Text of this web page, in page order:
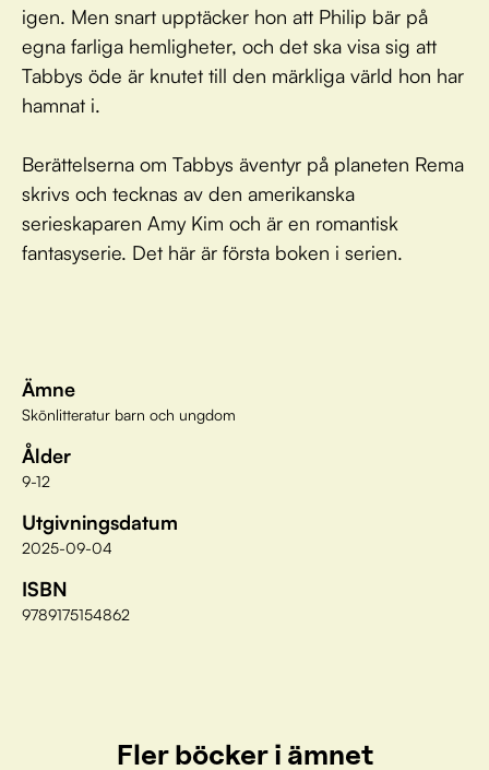
igen. Men snart upptäcker hon att Philip bär på
egna farliga hemligheter, och det ska visa sig att
Tabbys öde är knutet till den märkliga värld hon har
hamnat i.
Berättelserna om Tabbys äventyr på planeten Rema
skrivs och tecknas av den amerikanska
serieskaparen Amy Kim och är en romantisk
fantasyserie. Det här är första boken i serien.
Ämne
Skönlitteratur barn och ungdom
Ålder
9-12
Utgivningsdatum
2025-09-04
ISBN
9789175154862
Fler böcker i ämnet